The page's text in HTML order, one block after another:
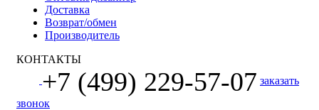
Доставка
Возврат/обмен
Производитель
КОНТАКТЫ
+7 (499) 229-57-07 заказать
звонок